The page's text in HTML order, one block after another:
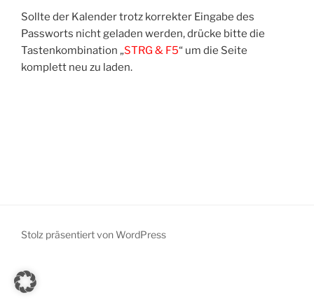
Sollte der Kalender trotz korrekter Eingabe des
Passworts nicht geladen werden, drücke bitte die
Tastenkombination „STRG & F5“ um die Seite
komplett neu zu laden.
Stolz präsentiert von WordPress